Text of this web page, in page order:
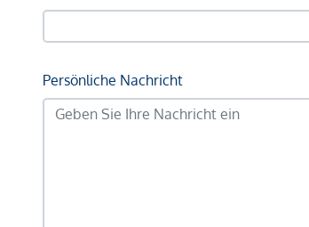
Persönliche Nachricht